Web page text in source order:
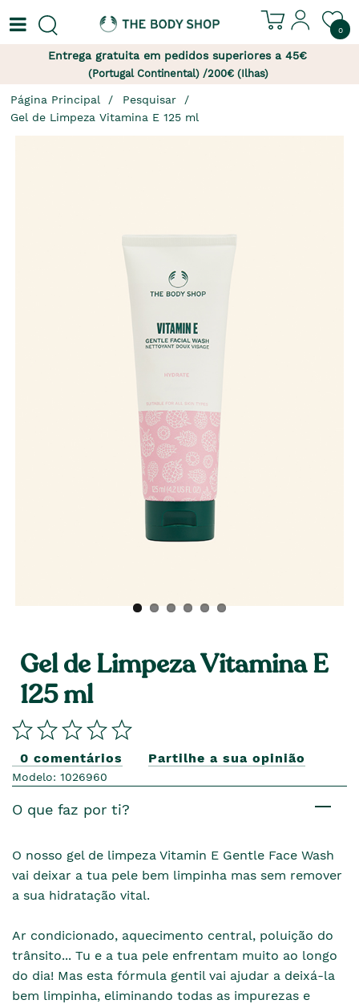
0
Entrega gratuita em pedidos superiores a 45€
(Portugal Continental) /200€ (Ilhas)
Página Principal
Pesquisar
Gel de Limpeza Vitamina E 125 ml
Gel de Limpeza Vitamina E
125 ml
0 comentários Partilhe a sua opinião
Modelo: 1026960
O que faz por ti?
O nosso gel de limpeza Vitamin E Gentle Face Wash
vai deixar a tua pele bem limpinha mas sem remover
a sua hidratação vital.
Ar condicionado, aquecimento central, poluição do
trânsito... Tu e a tua pele enfrentam muito ao longo
do dia! Mas esta fórmula gentil vai ajudar a deixá-la
bem limpinha, eliminando todas as impurezas e